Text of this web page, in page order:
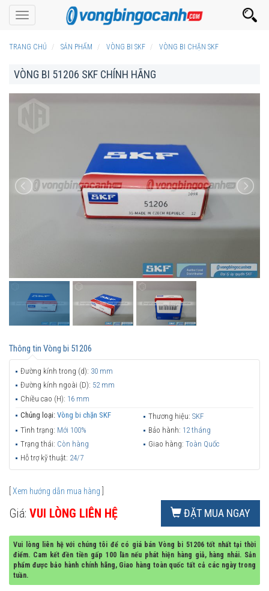
Toggle
navigation
TRANG CHỦ SẢN PHẨM VÒNG BI SKF VÒNG BI CHẶN SKF
VÒNG BI 51206 SKF CHÍNH HÃNG
Thông tin Vòng bi 51206
Đường kính trong (d): 30 mm
Đường kính ngoài (D): 52 mm
Chiều cao (H): 16 mm
Chủng loại: Vòng bi chặn SKF Thương hiệu: SKF
Tình trạng: Mới 100% Bảo hành: 12 tháng
Trạng thái: Còn hàng Giao hàng: Toàn Quốc
Hỗ trợ kỹ thuật: 24/7
Xem hướng dẫn mua hàng
Giá: VUI LÒNG LIÊN HỆ ĐẶT MUA NGAY
Vui lòng liên hệ với chúng tôi để có giá bán Vòng bi 51206 tốt nhất tại thời
điểm. Cam kết đền tiền gấp 100 lần nếu phát hiện hàng giả, hàng nhái. Sản
phẩm được bảo hành chính hãng, Giao hàng toàn quốc tất cả các ngày trong
tuần.